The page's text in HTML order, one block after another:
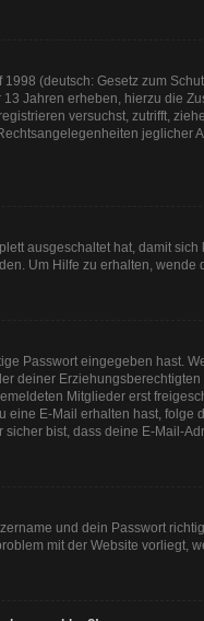
(deutsch: Gesetz zum
Jahren erheben, hierzu die
versuchst, zutrifft,
ausgeschaltet hat, damit
Um Hilfe zu erhalten,
Passwort eingegeben hast.
deiner
Mitglieder erst
E-Mail erhalten hast,
bist, dass deine E-Mail-
und dein Passwort
mit der Website vorliegt,